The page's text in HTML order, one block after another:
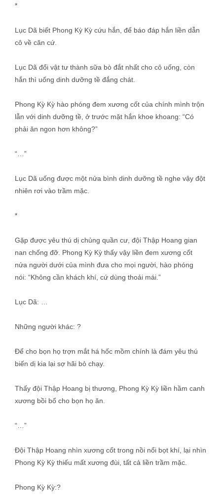
*
Lục Dã biết Phong Kỳ Kỳ cứu hắn, để báo đáp hắn liền dẫn
cô về căn cứ.
Lục Dã đổi vật tư thành sữa bò đắt nhất cho cô uống, còn
hắn thì uống dinh dưỡng tề đắng chát.
Phong Kỳ Kỳ hào phóng đem xương cốt của chính mình trộn
lẫn với dinh dưỡng tề, ở trước mặt hắn khoe khoang: “Có
phải ăn ngon hơn không?”
“…”
Lục Dã uống được một nửa bình dinh dưỡng tề nghe vậy đột
nhiên rơi vào trầm mặc.
*
Gặp được yêu thú dị chủng quần cư, đội Thập Hoang gian
nan chống đỡ. Phong Kỳ Kỳ thấy vậy liền đem xương cốt
nửa người dưới của mình đưa cho mọi người, hào phóng
nói: “Không cần khách khí, cứ dùng thoải mái.”
Lục Dã: …
Những người khác: ?
Để cho bọn họ trợn mắt há hốc mồm chính là đám yêu thú
biến dị kia lại sợ hãi bỏ chạy.
Thấy đội Thập Hoang bị thương, Phong Kỳ Kỳ liền hầm canh
xương bồi bổ cho bọn họ ăn.
“…”
Đội Thập Hoang nhìn xương cốt trong nồi nổi bọt khí, lại nhìn
Phong Kỳ Kỳ thiếu mất xương đùi, tất cả liền trầm mặc.
Phong Kỳ Kỳ:?